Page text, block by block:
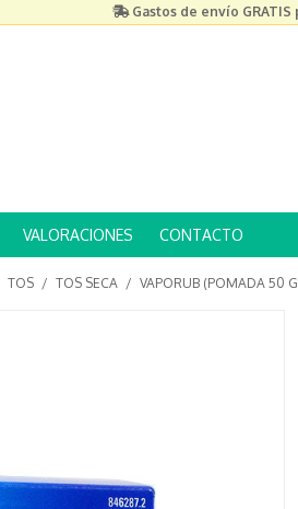
Gastos de envío
VALORACIONES CONTACTO
TOS / TOS SECA / VAPORUB (POMADA 50